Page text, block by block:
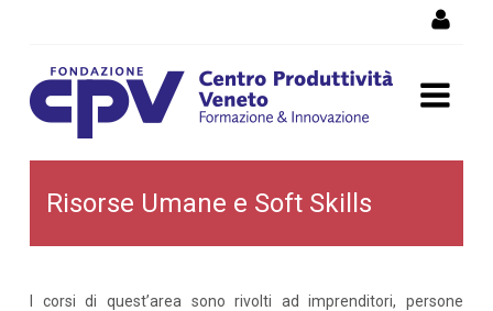
Risorse Umane e Soft Skills
Risorse Umane e Soft Skills
I corsi di quest’area sono rivolti ad imprenditori, persone